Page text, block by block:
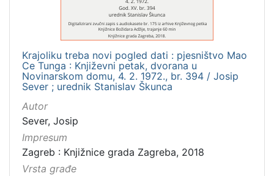
Krajoliku treba novi pogled dati : pjesništvo Mao
Ce Tunga : Književni petak, dvorana u
Novinarskom domu, 4. 2. 1972., br. 394 / Josip
Sever ; urednik Stanislav Škunca
Autor
Sever, Josip
Impresum
Zagreb : Knjižnice grada Zagreba, 2018
Vrsta građe